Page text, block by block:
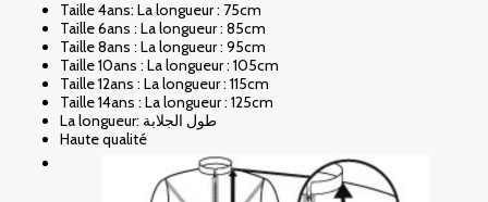
Taille 4ans: La longueur : 75cm
Taille 6ans : La longueur : 85cm
Taille 8ans : La longueur : 95cm
Taille 10ans : La longueur : 105cm
Taille 12ans : La longueur : 115cm
Taille 14ans : La longueur : 125cm
La longueur: طول الجلابة
Haute qualité